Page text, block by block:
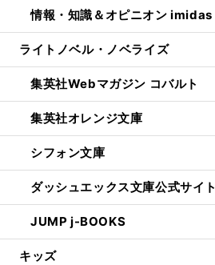
情報・知識＆オピニオン imidas
ライトノベル・ノベライズ
集英社Webマガジン コバルト
集英社オレンジ文庫
シフォン文庫
ダッシュエックス文庫公式サイト
JUMP j-BOOKS
キッズ